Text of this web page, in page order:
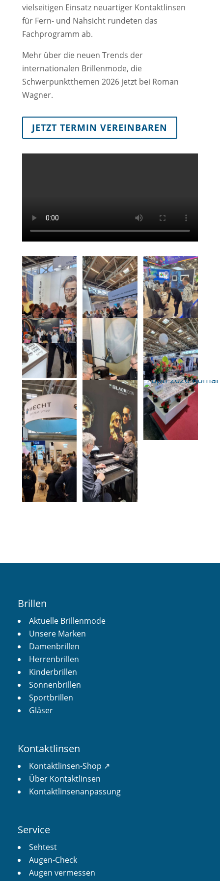
vielseitigen Einsatz neuartiger Kontaktlinsen
für Fern- und Nahsicht rundeten das
Fachprogramm ab.
Mehr über die neuen Trends der
internationalen Brillenmode, die
Schwerpunktthemen 2026 jetzt bei Roman
Wagner.
JETZT TERMIN VEREINBAREN
Brillen
Aktuelle Brillenmode
Unsere Marken
Damenbrillen
Herrenbrillen
Kinderbrillen
Sonnenbrillen
Sportbrillen
Gläser
Kontaktlinsen
Kontaktlinsen-Shop ↗︎
Über Kontaktlinsen
Kontaktlinsenanpassung
Service
Sehtest
Augen-Check
Augen vermessen